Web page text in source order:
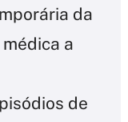
da
a
de